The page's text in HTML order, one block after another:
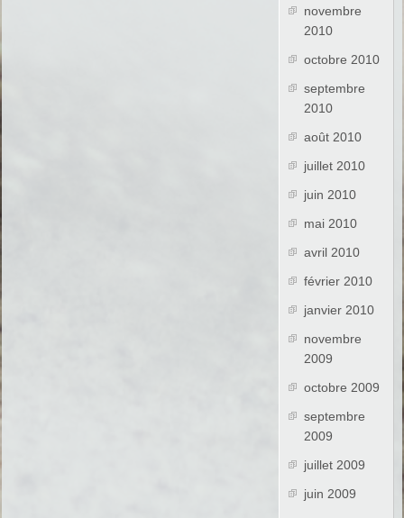
novembre
2010
octobre 2010
septembre
2010
août 2010
juillet 2010
juin 2010
mai 2010
avril 2010
février 2010
janvier 2010
novembre
2009
octobre 2009
septembre
2009
juillet 2009
juin 2009